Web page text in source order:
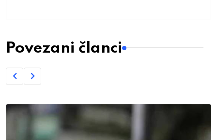
Povezani članci